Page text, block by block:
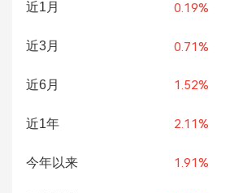
近1月 0.19%
近3月 0.71%
近6月 1.52%
近1年 2.11%
今年以来 1.91%